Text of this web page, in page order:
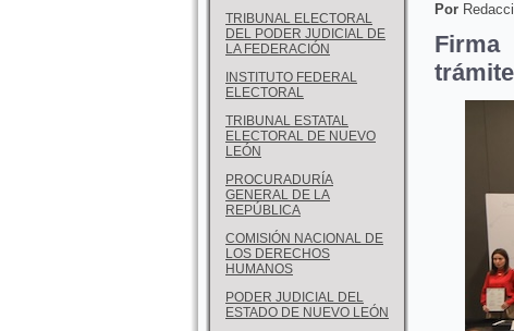
TRIBUNAL ELECTORAL
DEL PODER JUDICIAL DE
LA FEDERACIÓN
INSTITUTO FEDERAL
ELECTORAL
TRIBUNAL ESTATAL
ELECTORAL DE NUEVO
LEÓN
PROCURADURÍA
GENERAL DE LA
REPÚBLICA
COMISIÓN NACIONAL DE
LOS DERECHOS
HUMANOS
PODER JUDICIAL DEL
ESTADO DE NUEVO LEÓN
Por